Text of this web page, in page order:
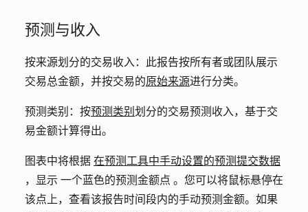
预测与收入
按来源划分的交易收入：
此报告按所有者或团队展示
交易总金额，并按交易的原始来源进行分类。
预测类别 ： 按预测类别 划分的交易预测收入，基于交
易金额计算得出。
图表中将根据 在预测工具中手动设置的预测提交数据
，显示 一个蓝色的预测金额点 。您可以将鼠标悬停在
该点上，查看该报告时间段内的手动预测金额。如果